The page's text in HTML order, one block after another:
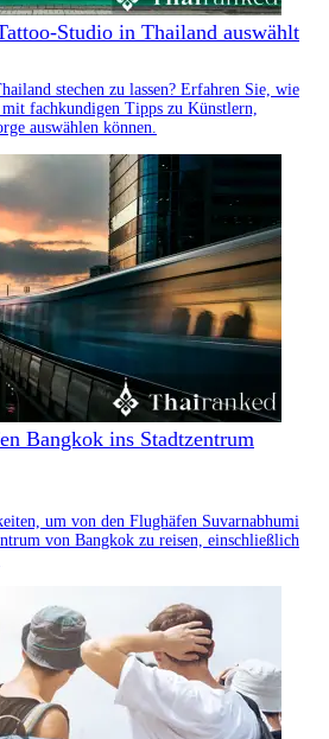
Studio in Thailand auswählt
stechen zu lassen? Erfahren Sie, wie
fachkundigen Tipps zu Künstlern,
auswählen können.
Bangkok ins Stadtzentrum
um von den Flughäfen Suvarnabhumi
von Bangkok zu reisen, einschließlich